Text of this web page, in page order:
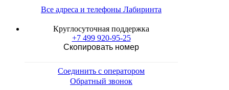
Все адреса и телефоны Лабиринта
Круглосуточная поддержка
+7 499 920-95-25
Скопировать номер
Соединить с оператором
Обратный звонок